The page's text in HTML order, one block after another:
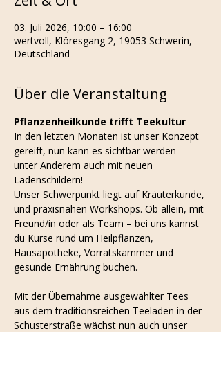
03. Juli 2026, 10:00 – 16:00
wertvoll, Klöresgang 2, 19053 Schwerin,
Deutschland
Über die Veranstaltung
Pflanzenheilkunde trifft Teekultur
In den letzten Monaten ist unser Konzept
gereift, nun kann es sichtbar werden -
unter Anderem auch mit neuen
Ladenschildern!
Unser Schwerpunkt liegt auf Kräuterkunde,
und praxisnahen Workshops. Ob allein, mit
Freund/in oder als Team – bei uns kannst
du Kurse rund um Heilpflanzen,
Hausapotheke, Vorratskammer und
gesunde Ernährung buchen.
Mit der Übernahme ausgewählter Tees
aus dem traditionsreichen Teeladen in der
Schusterstraße wächst nun auch unser